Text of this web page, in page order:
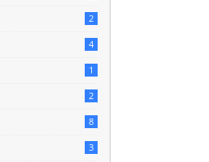
2
4
1
2
8
3